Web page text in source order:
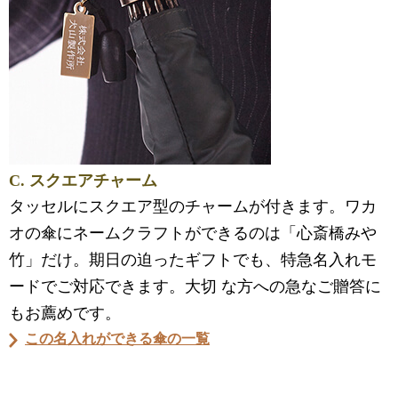
C. スクエアチャーム
タッセルにスクエア型のチャームが付きます。ワカ
オの傘にネームクラフトができるのは「心斎橋みや
竹」だけ。期日の迫ったギフトでも、特急名入れモ
ードでご対応できます。大切 な方への急なご贈答に
もお薦めです。
この名入れができる傘の一覧